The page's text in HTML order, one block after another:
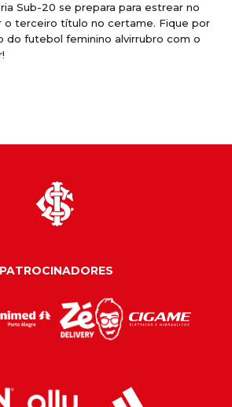
Sub-20 se prepara para estrear no
o terceiro título no certame. Fique por
do futebol feminino alvirrubro com o
PATROCINADORES